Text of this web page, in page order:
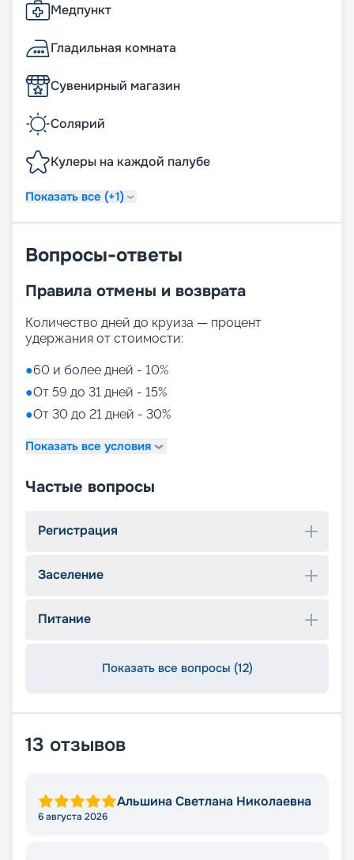
Медпункт
Гладильная комната
Сувенирный магазин
Солярий
Кулеры на каждой палубе
Показать все (+1)
Вопросы-ответы
Правила отмены и возврата
Количество дней до круиза — процент
удержания от стоимости:
●60 и более дней - 10%
●От 59 до 31 дней - 15%
●От 30 до 21 дней - 30%
Показать все условия
Частые вопросы
Регистрация
Заселение
Питание
Показать все вопросы (12)
13 отзывов
Альшина Светлана Николаевна
6 августа 2026